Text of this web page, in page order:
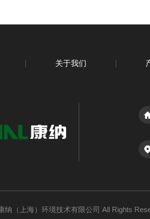
关于我们
纳（上海）环境技术有限公司 All Rights